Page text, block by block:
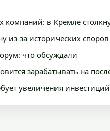
компаний: в Кремле
из-за исторических споров
что обсуждали
зарабатывать на
увеличения инвестиций